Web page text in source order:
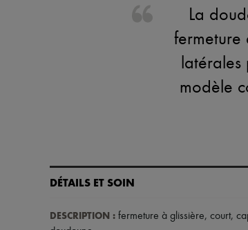
La
fermeture
modèle
DÉTAILS ET SOIN
DESCRIPTION : fermeture à glissière, court,